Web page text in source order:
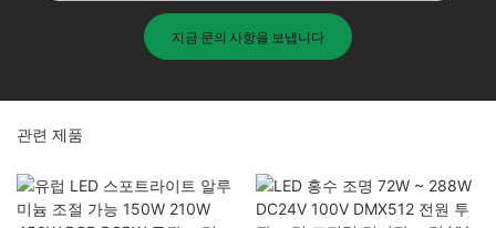
지금 문의 사항을 보냅니다
관련 제품